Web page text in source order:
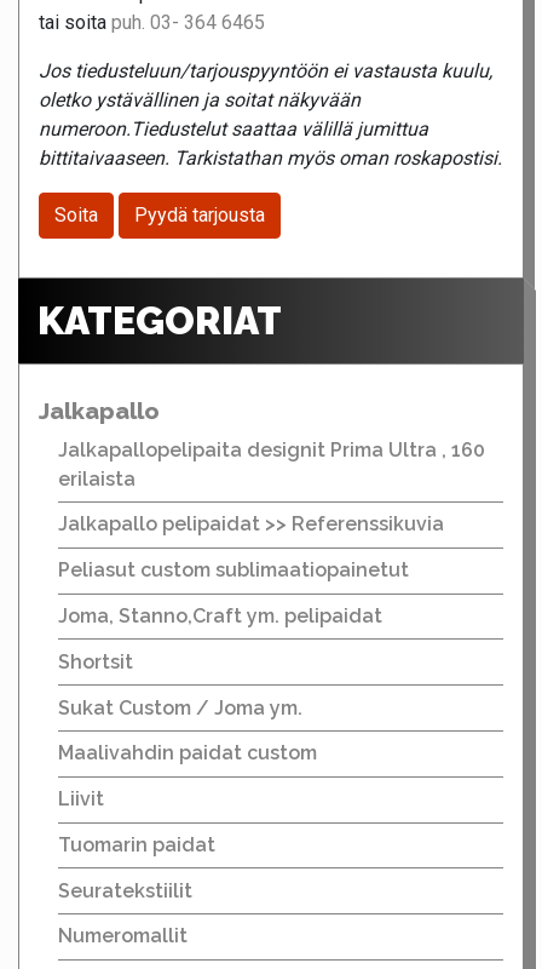
tai soita puh. 03- 364 6465
Jos tiedusteluun/tarjouspyyntöön ei vastausta kuulu,
oletko ystävällinen ja soitat näkyvään
numeroon.Tiedustelut saattaa välillä jumittua
bittitaivaaseen. Tarkistathan myös oman roskapostisi.
Soita Pyydä tarjousta
KATEGORIAT
Jalkapallo
Jalkapallopelipaita designit Prima Ultra , 160
erilaista
Jalkapallo pelipaidat >> Referenssikuvia
Peliasut custom sublimaatiopainetut
Joma, Stanno,Craft ym. pelipaidat
Shortsit
Sukat Custom / Joma ym.
Maalivahdin paidat custom
Liivit
Tuomarin paidat
Seuratekstiilit
Numeromallit